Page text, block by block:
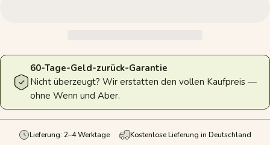
60-Tage-Geld-zurück-Garantie
Nicht überzeugt? Wir erstatten den vollen Kaufpreis —
ohne Wenn und Aber.
Lieferung: 2–4 Werktage Kostenlose Lieferung in Deutschland